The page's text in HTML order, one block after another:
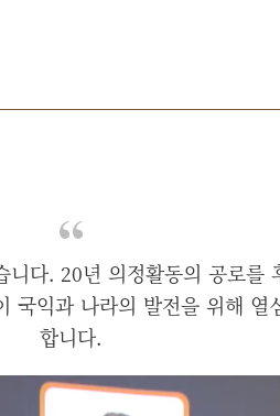
다. 20년 의정활동의 공로를
익과 나라의 발전을 위해 열
합니다.